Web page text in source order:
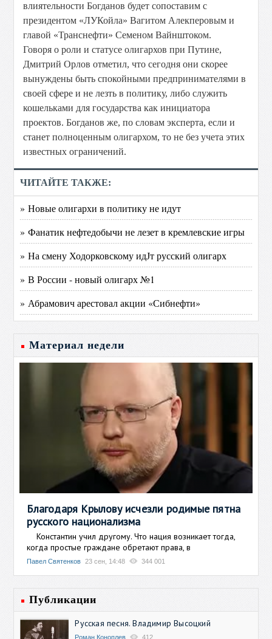
влиятельности Богданов будет сопоставим с
президентом «ЛУКойла» Вагитом Алекперовым и
главой «Транснефти» Семеном Вайнштоком.
Говоря о роли и статусе олигархов при Путине,
Дмитрий Орлов отметил, что сегодня они скорее
вынуждены быть спокойными предпринимателями в
своей сфере и не лезть в политику, либо служить
кошельками для государства как инициатора
проектов. Богданов же, по словам эксперта, если и
станет полноценным олигархом, то не без учета этих
известных ограничений.
ЧИТАЙТЕ ТАКЖЕ:
» Новые олигархи в политику не идут
» Фанатик нефтедобычи не лезет в кремлевские игры
» На смену Ходорковскому идЈт русский олигарх
» В России - новый олигарх №1
» Абрамович арестовал акции «Сибнефти»
Материал недели
Благодаря Крылову исчезли родимые пятна
русского национализма
Константин учил другому. Что нация возникает тогда,
когда простые граждане обретают права, в
Павел Святенков 23 сен, 14:48 344 001
Публикации
Русская песня. Владимир Высоцкий
Роман Коноплев 412